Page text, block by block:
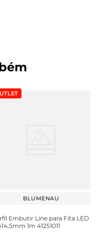
BLUMENAU
Embutir Line para Fita LED
1m 41251011